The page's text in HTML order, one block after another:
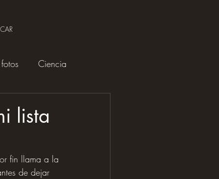
Ciencia
lista
fin llama a la
de dejar